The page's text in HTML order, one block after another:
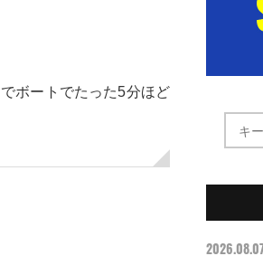
ボートでたった5分ほど